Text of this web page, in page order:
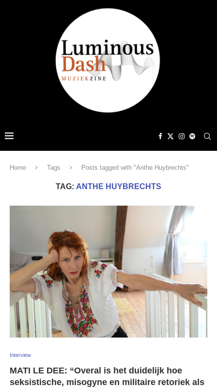
Home Tags Posts tagged with "Anthe Huybrechts"
TAG: ANTHE HUYBRECHTS
Interview
MATI LE DEE: “Overal is het duidelijk hoe
seksistische, misogyne en militaire retoriek als